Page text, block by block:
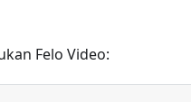
Felo Video: